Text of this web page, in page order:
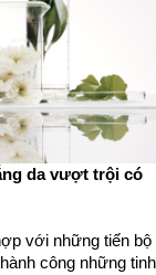
da vượt trội có
với những tiến bộ
công những tinh